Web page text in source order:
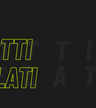
oltre a extra
del collo. Gli
la
sicurezza